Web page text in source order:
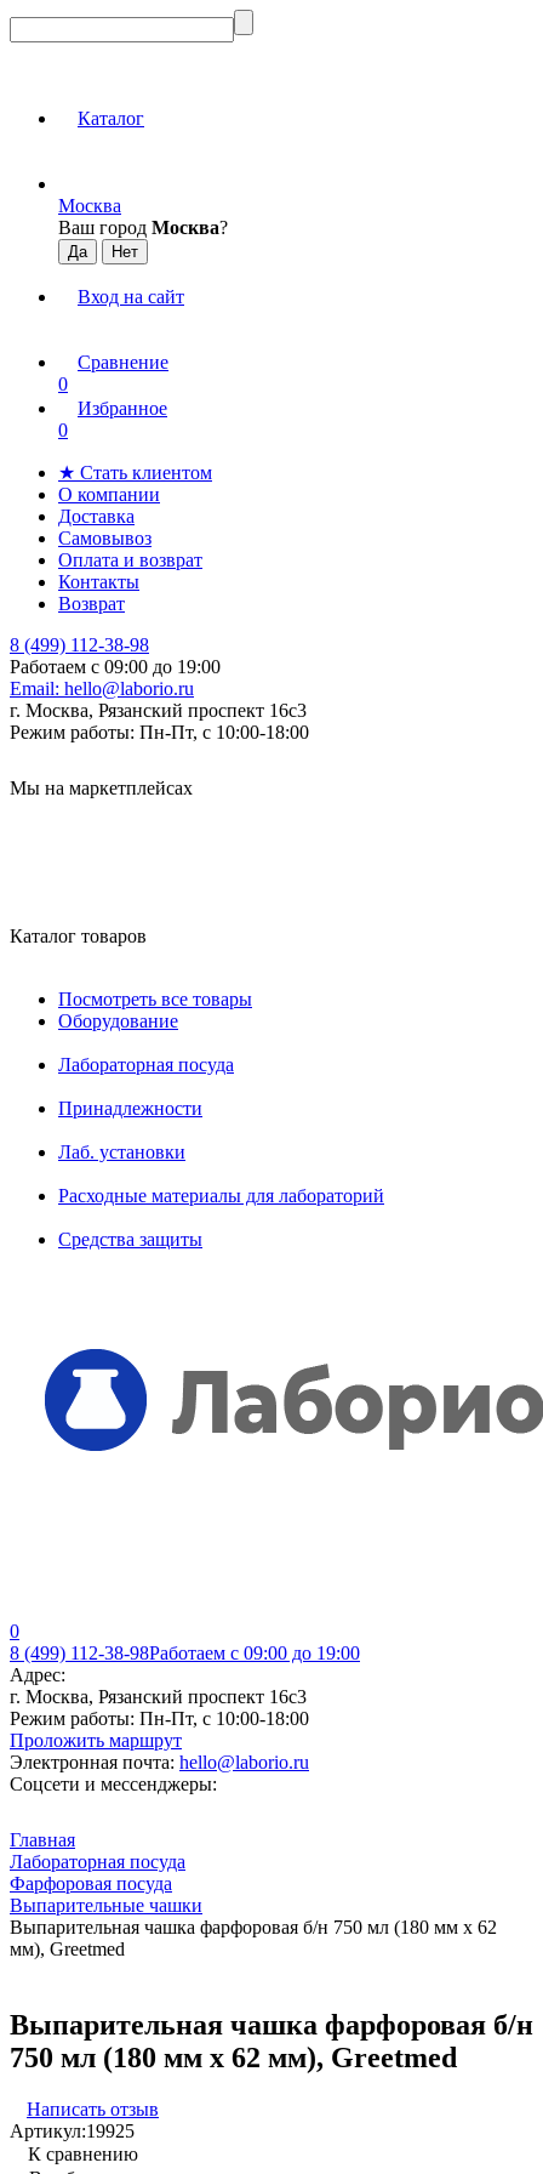
Каталог
Москва
Ваш город Москва?
Вход на сайт
Сравнение
0
Избранное
0
★ Стать клиентом
О компании
Доставка
Самовывоз
Оплата и возврат
Контакты
Возврат
8 (499) 112-38-98
Работаем с 09:00 до 19:00
Email: hello@laborio.ru
г. Москва, Рязанский проспект 16с3
Режим работы: Пн-Пт, с 10:00-18:00
Мы на маркетплейсах
Каталог товаров
Посмотреть все товары
Оборудование
Лабораторная посуда
Принадлежности
Лаб. установки
Расходные материалы для лабораторий
Средства защиты
0
8 (499) 112-38-98Работаем с 09:00 до 19:00
Адрес:
г. Москва, Рязанский проспект 16с3
Режим работы: Пн-Пт, с 10:00-18:00
Проложить маршрут
Электронная почта: hello@laborio.ru
Соцсети и мессенджеры:
Главная
Лабораторная посуда
Фарфоровая посуда
Выпарительные чашки
Выпарительная чашка фарфоровая б/н 750 мл (180 мм х 62
мм), Greetmed
Выпарительная чашка фарфоровая б/н
750 мл (180 мм х 62 мм), Greetmed
Написать отзыв
Артикул:19925
К сравнению